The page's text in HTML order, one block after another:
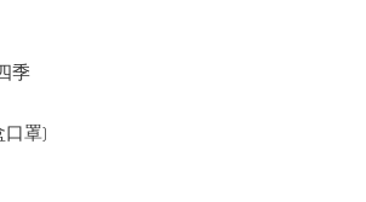
季
口罩)